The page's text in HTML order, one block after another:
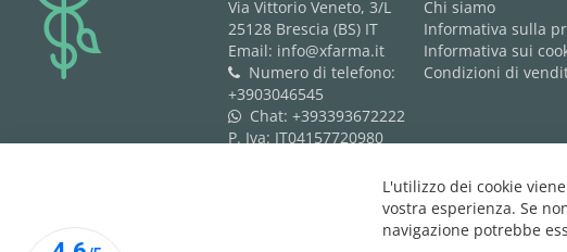
logo
Via Vittorio Veneto, 3/L
25128 Brescia (BS) IT
Email: info@xfarma.it
phone
Numero di telefono:
+3903046545
whatsapp Chat: +393393672222
P. Iva: IT04157720980
Chi siamo
Informativa sulla
Informativa sui
Condizioni di
L'utilizzo dei cookie
vostra esperienza. Se
navigazione potrebbe